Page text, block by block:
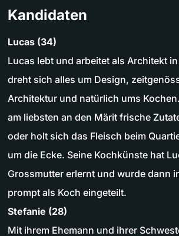
Kandidaten
Lucas (34)
Lucas lebt und arbeitet als Architekt
dreht sich alles um Design,
Architektur und natürlich ums
am liebsten an den Märit frische
oder holt sich das Fleisch beim
um die Ecke. Seine Kochkünste hat
Grossmutter erlernt und wurde dann
prompt als Koch eingeteilt.
Stefanie (28)
Mit ihrem Ehemann und ihrer